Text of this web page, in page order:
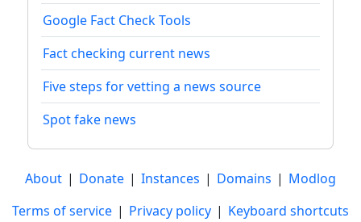
Google Fact Check Tools
Fact checking current news
Five steps for vetting a news source
Spot fake news
About | Donate | Instances | Domains | Modlog
Terms of service | Privacy policy | Keyboard shortcuts